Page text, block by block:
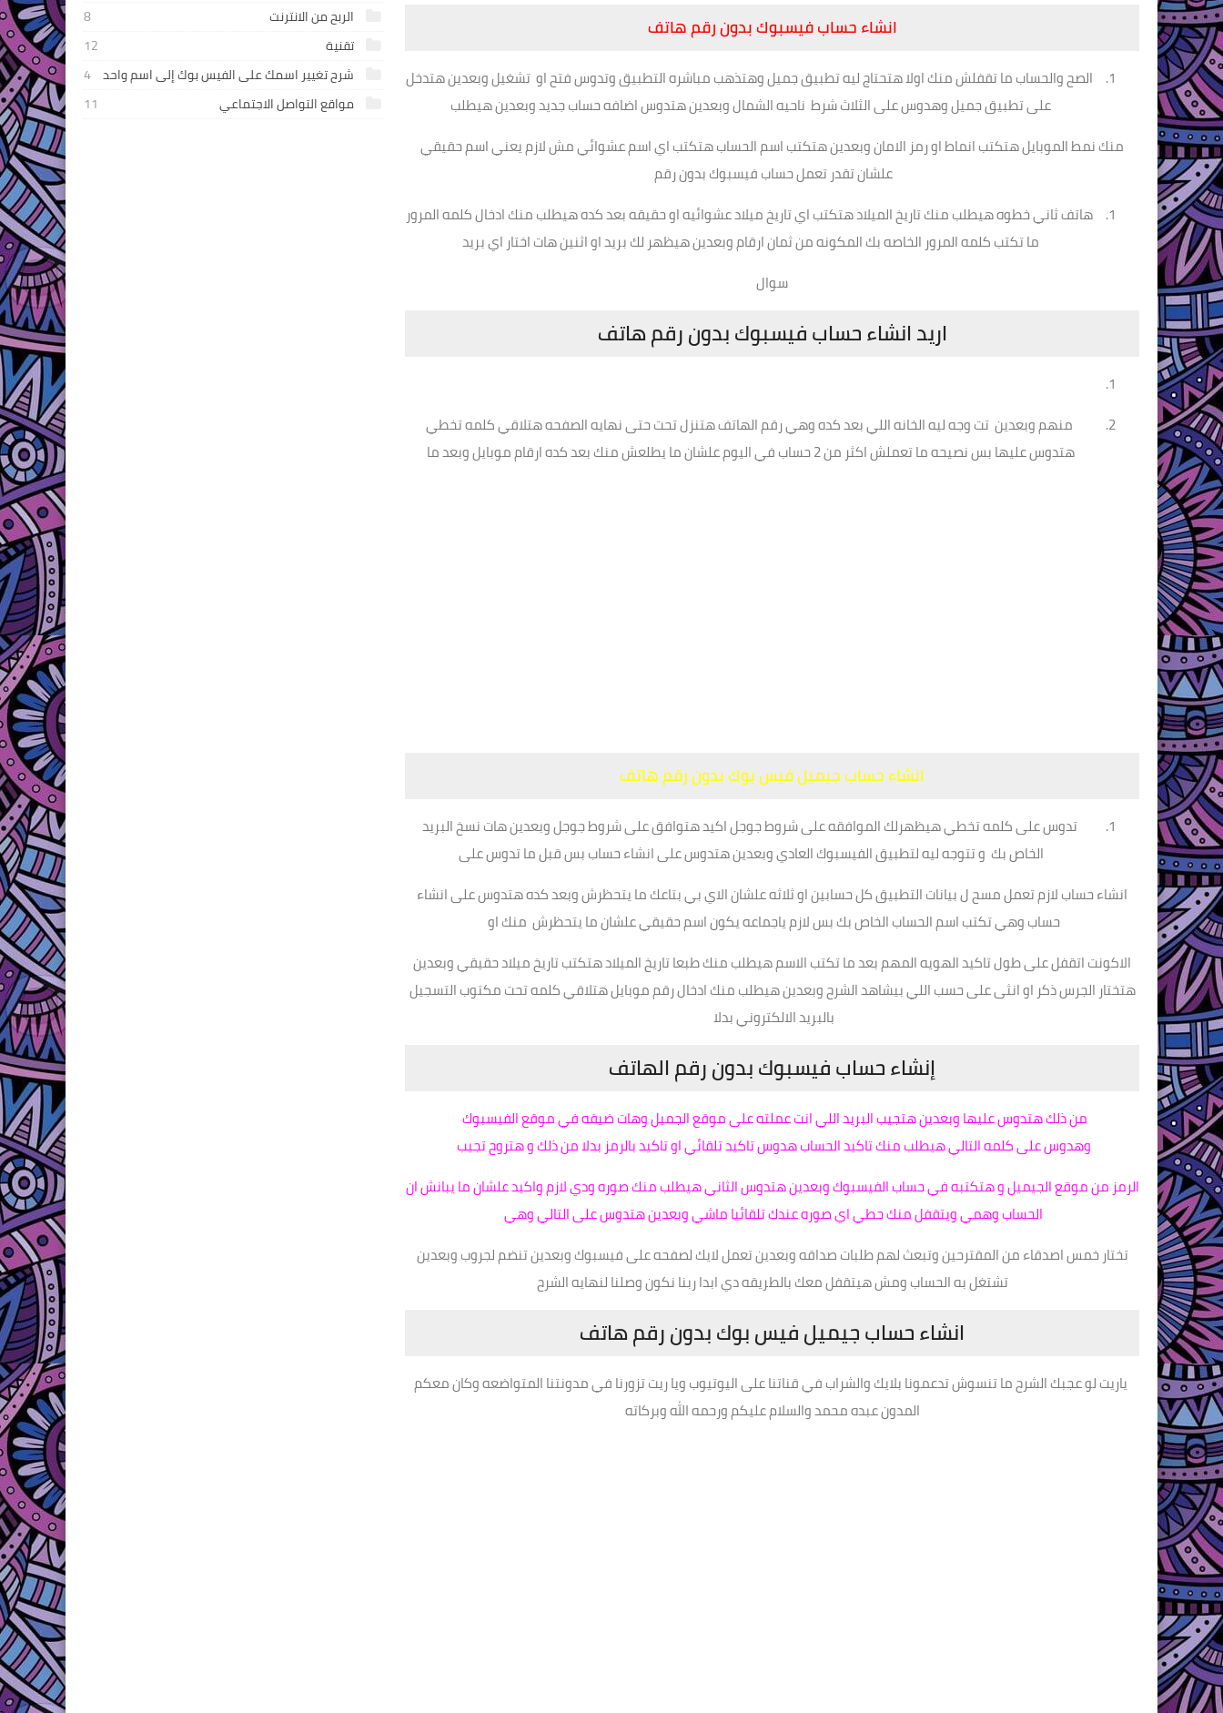
انشاء حساب فيسبوك بدون رقم هاتف
الصح والحساب ما تقفلش منك اولا هتحتاج ليه تطبيق جميل وهتذهب مباشره التطبيق وتدوس فتح او تشغيل وبعدين هتدخل
على تطبيق جميل وهدوس على الثلاث شرط ناحيه الشمال وبعدين هتدوس اضافه حساب جديد وبعدين هيطلب
منك نمط الموبايل هتكتب انماط او رمز الامان وبعدين هتكتب اسم الحساب هتكتب اي اسم عشوائي مش لازم يعني اسم حقيقي
علشان تقدر تعمل حساب فيسبوك بدون رقم
هاتف ثاني خطوه هيطلب منك تاريخ الميلاد هتكتب اي تاريخ ميلاد عشوائيه او حقيقه بعد كده هيطلب منك ادخال كلمه المرور
ما تكتب كلمه المرور الخاصه بك المكونه من ثمان ارقام وبعدين هيظهر لك بريد او اثنين هات اختار اي بريد
سوال
اريد انشاء حساب فيسبوك بدون رقم هاتف
منهم وبعدين تت وجه ليه الخانه اللي بعد كده وهي رقم الهاتف هتنزل تحت حتى نهايه الصفحه هتلاقي كلمه تخطي
هتدوس عليها بس نصيحه ما تعملش اكثر من 2 حساب في اليوم علشان ما يطلعش منك بعد كده ارقام موبايل وبعد ما
انشاء حساب جيميل فيس بوك بدون رقم هاتف
تدوس على كلمه تخطي هيظهرلك الموافقه على شروط جوجل اكيد هتوافق على شروط جوجل وبعدين هات نسخ البريد
الخاص بك و تتوجه ليه لتطبيق الفيسبوك العادي وبعدين هتدوس على انشاء حساب بس قبل ما تدوس على
انشاء حساب لازم تعمل مسح ل بيانات التطبيق كل حسابين او ثلاثه علشان الاي بي بتاعك ما يتحظرش وبعد كده هتدوس على انشاء
حساب وهي تكتب اسم الحساب الخاص بك بس لازم ياجماعه يكون اسم حقيقي علشان ما يتحظرش منك او
الاكونت اتقفل على طول تاكيد الهويه المهم بعد ما تكتب الاسم هيطلب منك طبعا تاريخ الميلاد هتكتب تاريخ ميلاد حقيقي وبعدين
هتختار الجرس ذكر او انثى على حسب اللي بيشاهد الشرح وبعدين هيطلب منك ادخال رقم موبايل هتلاقي كلمه تحت مكتوب التسجيل
بالبريد الالكتروني بدلا
إنشاء حساب فيسبوك بدون رقم الهاتف
من ذلك هتدوس عليها وبعدين هتجيب البريد اللي انت عملته على موقع الجميل وهات ضيفه في موقع الفيسبوك
وهدوس على كلمه التالي هيطلب منك تاكيد الحساب هدوس تاكيد تلقائي او تاكيد بالرمز بدلا من ذلك و هتروح تجيب
الرمز من موقع الجيميل و هتكتبه في حساب الفيسبوك وبعدين هتدوس الثاني هيطلب منك صوره ودي لازم واكيد علشان ما يبانش ان
الحساب وهمي ويتقفل منك حطي اي صوره عندك تلقائيا ماشي وبعدين هتدوس على التالي وهي
تختار خمس اصدقاء من المقترحين وتبعث لهم طلبات صداقه وبعدين تعمل لايك لصفحه على فيسبوك وبعدين تنضم لجروب وبعدين
تشتغل به الحساب ومش هيتقفل معك بالطريقه دي ابدا ربنا نكون وصلنا لنهايه الشرح
انشاء حساب جيميل فيس بوك بدون رقم هاتف
ياريت لو عجبك الشرح ما تنسوش تدعمونا بلايك والشراب في قناتنا على اليوتيوب ويا ريت تزورنا في مدونتنا المتواضعه وكان معكم
المدون عبده محمد والسلام عليكم ورحمه الله وبركاته
الربح من الانترنت
8
تقنية
12
شرح تغيير اسمك على الفيس بوك إلى اسم واحد 4
مواقع التواصل الاجتماعي
11